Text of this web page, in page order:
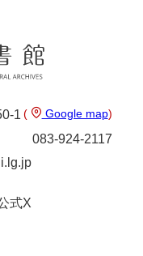
記
1 ( Google map)
083-924-2117
式X